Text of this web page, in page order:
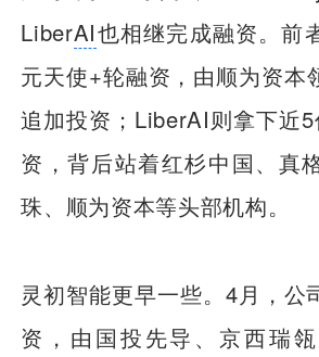
LiberAI也相继完成融资。前
元天使+轮融资，由顺为资本
追加投资；LiberAI则拿下近
资，背后站着红杉中国、真
珠、顺为资本等头部机构。
灵初智能更早一些。4月，公
资，由国投先导、京西瑞